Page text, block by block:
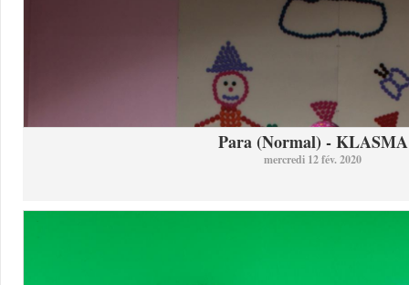
Para (Normal) - KLASMA
mercredi 12 fév. 2020